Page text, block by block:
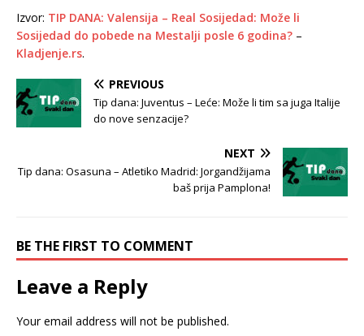
Izvor: TIP DANA: Valensija – Real Sosijedad: Može li
Sosijedad do pobede na Mestalji posle 6 godina? –
Kladjenje.rs.
PREVIOUS
Tip dana: Juventus – Leće: Može li tim sa juga Italije
do nove senzacije?
NEXT
Tip dana: Osasuna – Atletiko Madrid: Jorgandžijama
baš prija Pamplona!
BE THE FIRST TO COMMENT
Leave a Reply
Your email address will not be published.